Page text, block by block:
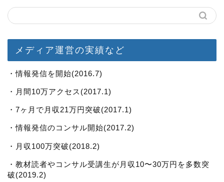
メディア運営の実績など
・情報発信を開始(2016.7)
・月間10万アクセス(2017.1)
・7ヶ月で月収21万円突破(2017.1)
・情報発信のコンサル開始(2017.2)
・月収100万突破(2018.2)
・教材読者やコンサル受講生が月収10〜30万円を多数突
破(2019.2)